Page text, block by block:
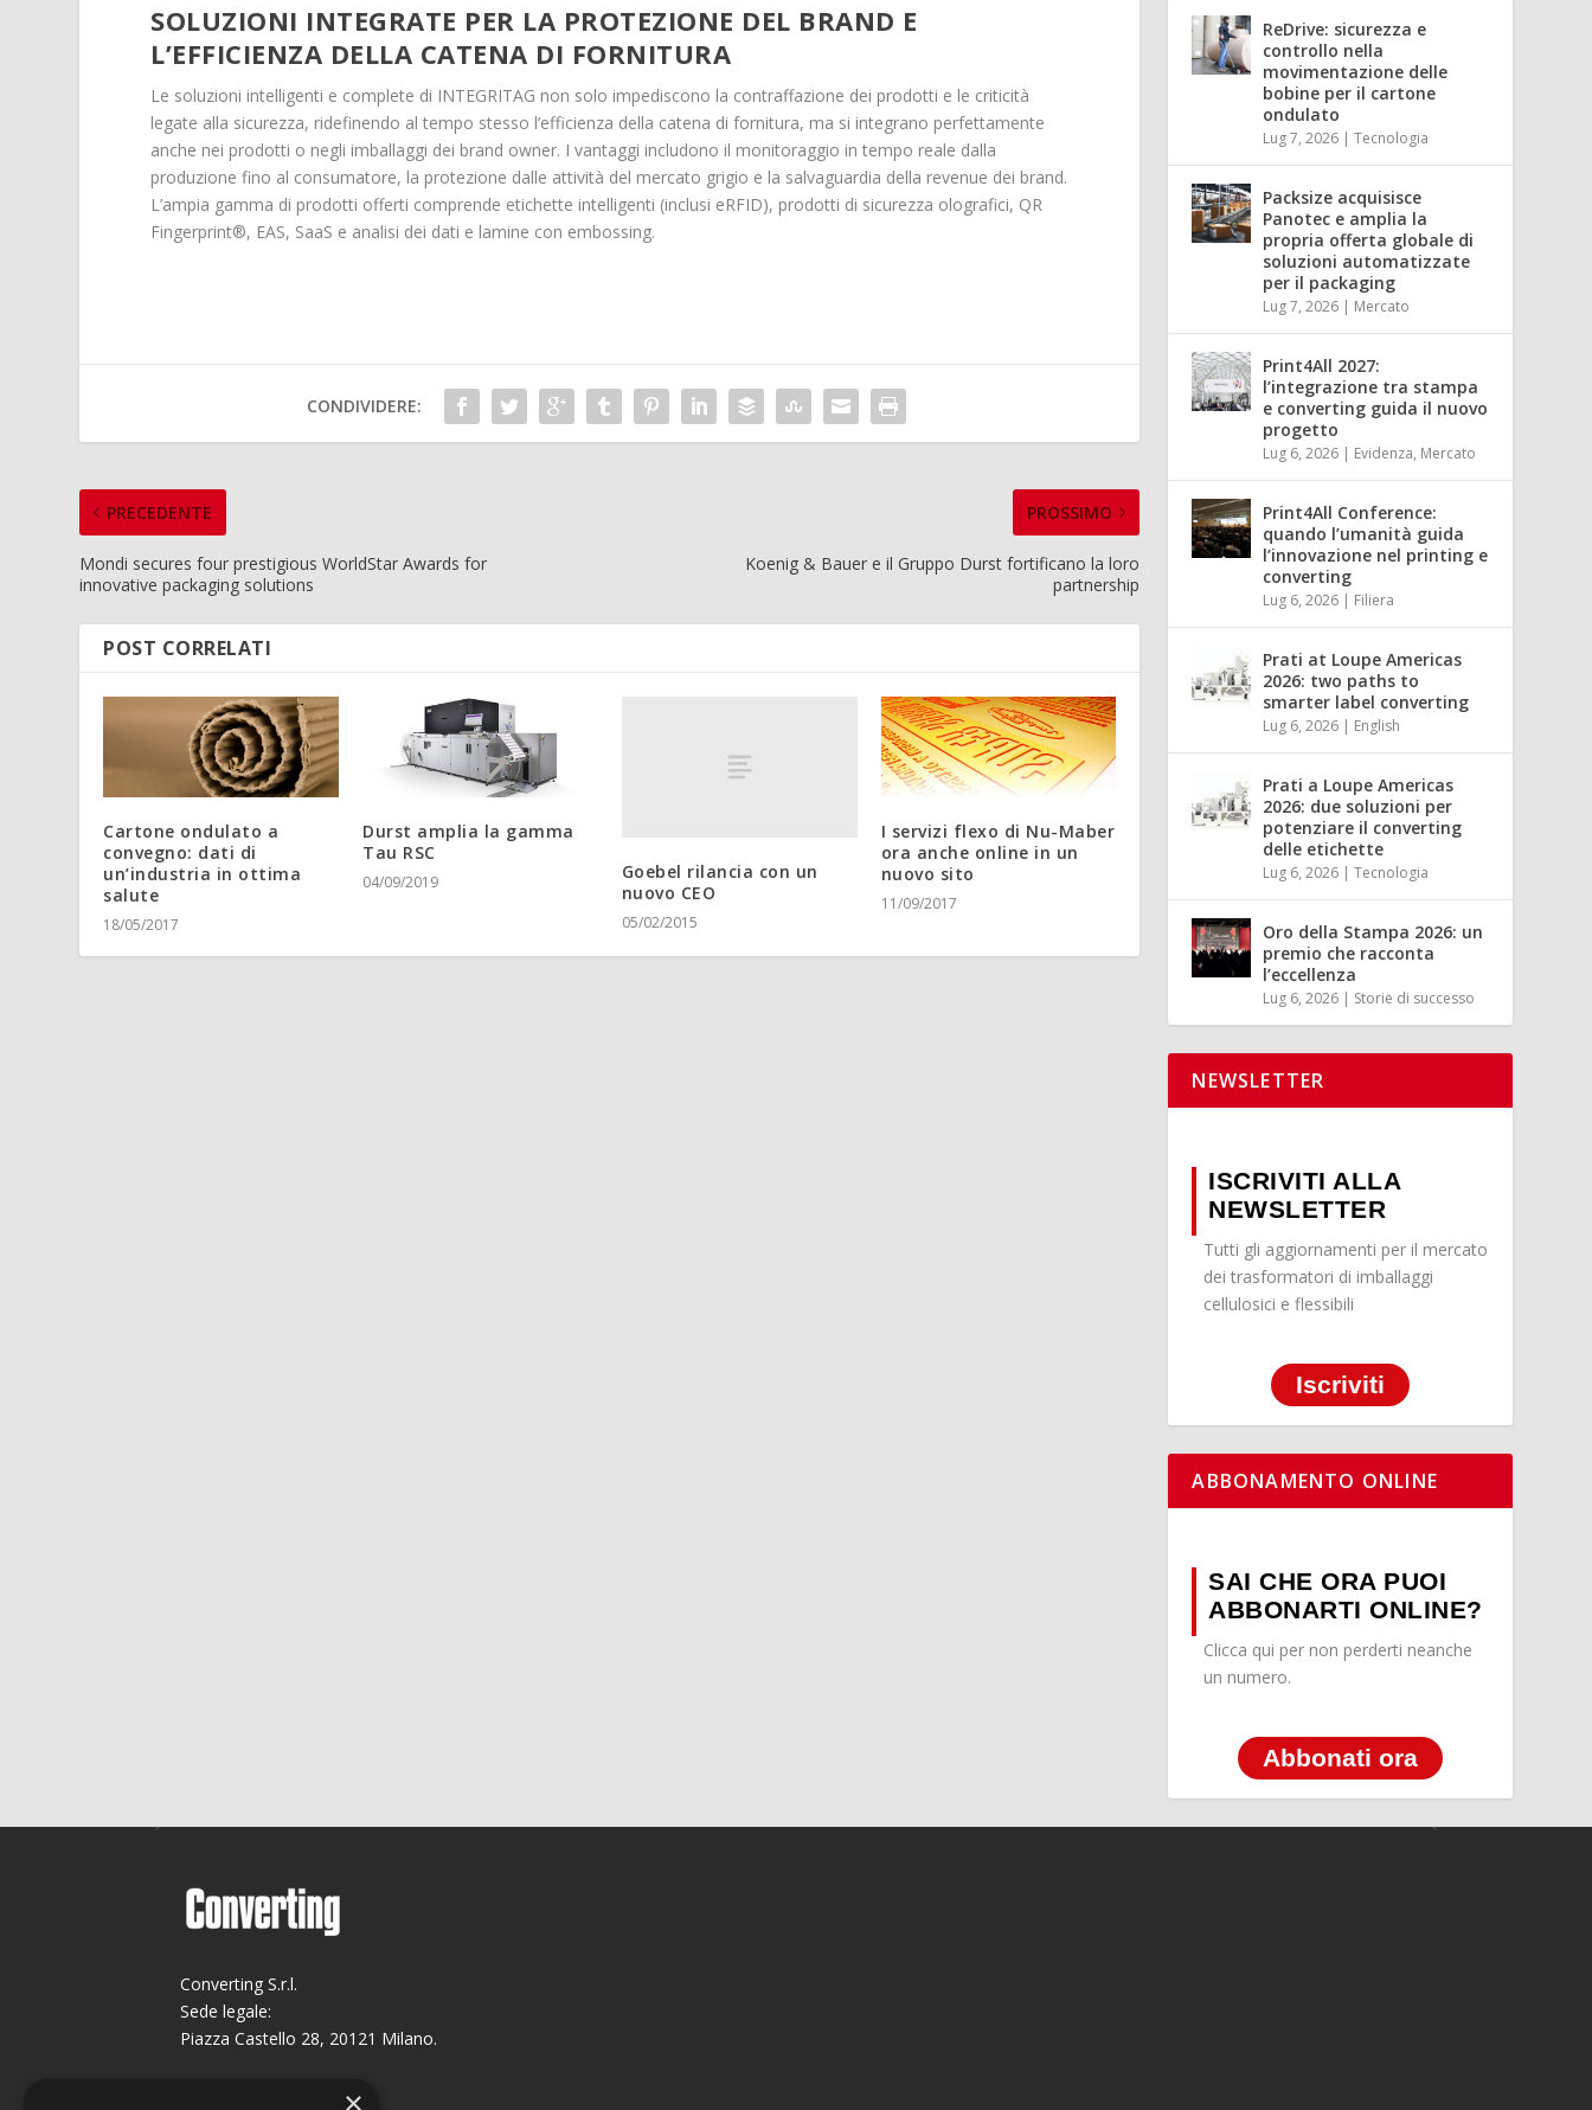
SOLUZIONI INTEGRATE PER LA PROTEZIONE DEL BRAND E
L’EFFICIENZA DELLA CATENA DI FORNITURA
Le soluzioni intelligenti e complete di INTEGRITAG non solo impediscono la contraffazione dei prodotti e le criticità
legate alla sicurezza, ridefinendo al tempo stesso l’efficienza della catena di fornitura, ma si integrano perfettamente
anche nei prodotti o negli imballaggi dei brand owner. I vantaggi includono il monitoraggio in tempo reale dalla
produzione fino al consumatore, la protezione dalle attività del mercato grigio e la salvaguardia della revenue dei brand.
L’ampia gamma di prodotti offerti comprende etichette intelligenti (inclusi eRFID), prodotti di sicurezza olografici, QR
Fingerprint®, EAS, SaaS e analisi dei dati e lamine con embossing.
CONDIVIDERE:
PRECEDENTE
Mondi secures four prestigious WorldStar Awards for
innovative packaging solutions
PROSSIMO
Koenig & Bauer e il Gruppo Durst fortificano la loro
partnership
POST CORRELATI
Cartone ondulato a
convegno: dati di
un’industria in ottima
salute
18/05/2017
Durst amplia la gamma
Tau RSC
04/09/2019
Goebel rilancia con un
nuovo CEO
05/02/2015
I servizi flexo di Nu-Maber
ora anche online in un
nuovo sito
11/09/2017
ReDrive: sicurezza e
controllo nella
movimentazione delle
bobine per il cartone
ondulato
Lug 7, 2026 |Tecnologia
Packsize acquisisce
Panotec e amplia la
propria offerta globale di
soluzioni automatizzate
per il packaging
Lug 7, 2026 | Mercato
Print4All 2027:
l’integrazione tra stampa
e converting guida il nuovo
progetto
Lug 6, 2026 | Evidenza, Mercato
Print4All Conference:
quando l’umanità guida
l’innovazione nel printing e
converting
Lug 6, 2026 | Filiera
Prati at Loupe Americas
2026: two paths to
smarter label converting
Lug 6, 2026 | English
Prati a Loupe Americas
2026: due soluzioni per
potenziare il converting
delle etichette
Lug 6, 2026 |Tecnologia
Oro della Stampa 2026: un
premio che racconta
l’eccellenza
Lug 6, 2026 | Storie di successo
NEWSLETTER
ISCRIVITI ALLA
NEWSLETTER
Tutti gli aggiornamenti per il mercato
dei trasformatori di imballaggi
cellulosici e flessibili
Iscriviti
ABBONAMENTO ONLINE
SAI CHE ORA PUOI
ABBONARTI ONLINE?
Clicca qui per non perderti neanche
un numero.
Abbonati ora
Converting S.r.l.
Sede legale:
Piazza Castello 28, 20121 Milano.